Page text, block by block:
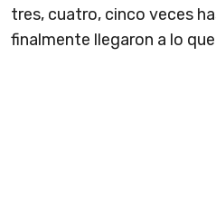
tres, cuatro, cinco veces
finalmente llegaron a lo